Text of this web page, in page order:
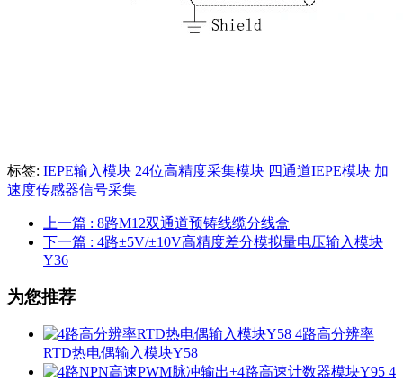
标签: IEPE输入模块 24位高精度采集模块 四通道IEPE模块 加
速度传感器信号采集
上一篇 : 8路M12双通道预铸线缆分线盒
下一篇 : 4路±5V/±10V高精度差分模拟量电压输入模块
Y36
为您推荐
4路高分辨率
RTD热电偶输入模块Y58
4